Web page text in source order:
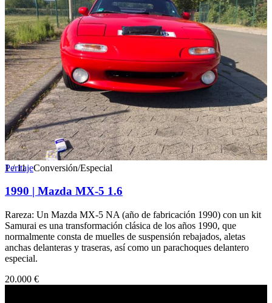
1/11
PeritajeConversión/Especial
1990 | Mazda MX-5 1.6
Rareza: Un Mazda MX-5 NA (año de fabricación 1990) con un kit
Samurai es una transformación clásica de los años 1990, que
normalmente consta de muelles de suspensión rebajados, aletas
anchas delanteras y traseras, así como un parachoques delantero
especial.
20.000 €